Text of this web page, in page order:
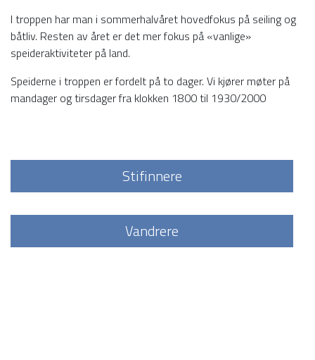
I troppen har man i sommerhalvåret hovedfokus på seiling og
båtliv. Resten av året er det mer fokus på «vanlige»
speideraktiviteter på land.
Speiderne i troppen er fordelt på to dager. Vi kjører møter på
mandager og tirsdager fra klokken 1800 til 1930/2000
Stifinnere
Vandrere